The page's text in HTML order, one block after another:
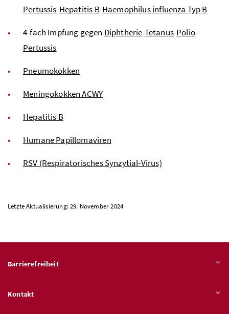
Pertussis-Hepatitis B-Haemophilus influenza Typ B
4-fach Impfung gegen Diphtherie-Tetanus-Polio-
Pertussis
Pneumokokken
Meningokokken ACWY
Hepatitis B
Humane Papillomaviren
RSV (Respiratorisches Synzytial-Virus)
Letzte Aktualisierung: 29. November 2024
Barrierefreiheit
Kontakt